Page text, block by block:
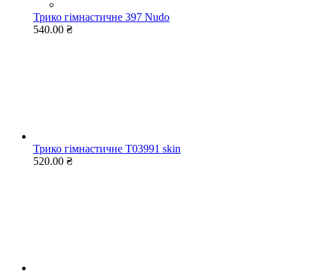
Трико гімнастичне 397 Nudo
540.00 ₴
Трико гімнастичне Т03991 skin
520.00 ₴